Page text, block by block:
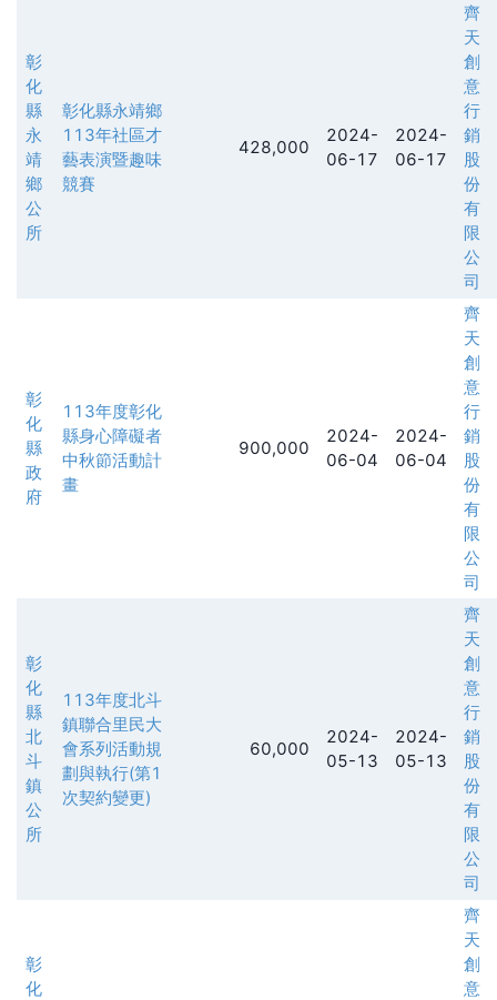
彰
化
縣
永
靖
鄉
公
所
彰化縣永靖鄉
113年社區才
藝表演暨趣味
競賽
428,000
2024-
06-17
2024-
06-17
齊
天
創
意
行
銷
股
份
有
限
公
司
彰
化
縣
政
府
113年度彰化
縣身心障礙者
中秋節活動計
畫
900,000
2024-
06-04
2024-
06-04
齊
天
創
意
行
銷
股
份
有
限
公
司
彰
化
縣
北
斗
鎮
公
所
113年度北斗
鎮聯合里民大
會系列活動規
劃與執行(第1
次契約變更)
60,000
2024-
05-13
2024-
05-13
齊
天
創
意
行
銷
股
份
有
限
公
司
彰
化
齊
天
創
意